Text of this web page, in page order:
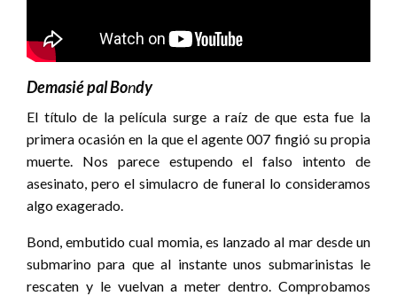
Demasié pal Bondy
El título de la película surge a raíz de que esta fue la
primera ocasión en la que el agente 007 fingió su propia
muerte. Nos parece estupendo el falso intento de
asesinato, pero el simulacro de funeral lo consideramos
algo exagerado.
Bond, embutido cual momia, es lanzado al mar desde un
submarino para que al instante unos submarinistas le
rescaten y le vuelvan a meter dentro. Comprobamos